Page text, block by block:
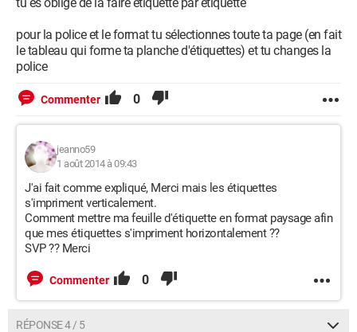
pour la police et le format tu sélectionnes toute ta page (en fait
le tableau qui forme ta planche d'étiquettes) et tu changes la
police
Commenter 0
jeanno59
1 août 2014 à 09:43
J'ai fait comme expliqué, Merci mais les étiquettes
s'impriment verticalement.
Comment mettre ma feuille d'étiquette en format paysage afin
que mes étiquettes s'impriment horizontalement ??
SVP ?? Merci
Commenter 0
RÉPONSE 4 / 5